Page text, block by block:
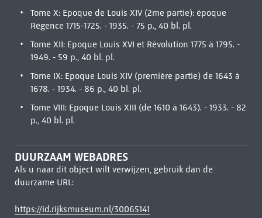
Tome X: Epoque de Louis XIV (2me partie): époque
Régence 1715-1725. - 1935. - 75 p., 40 bl. pl.
Tome XII: Epoque Louis XVI et Révolution 1775 à 1795. -
1949. - 59 p., 40 bl. pl.
Tome IX: Epoque Louis XIV (première partie) de 1643 à
1678. - 1934. - 86 p., 40 bl. pl.
Tome VIII: Epoque Louis XIII (de 1610 à 1643). - 1933. - 82
p., 40 bl. pl.
DUURZAAM WEBADRES
Als u naar dit object wilt verwijzen, gebruik dan de
duurzame URL:
https://id.rijksmuseum.nl/30065141